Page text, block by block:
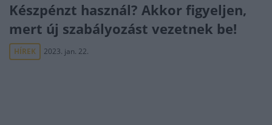
Készpénzt használ? Akkor figyeljen,
mert új szabályozást vezetnek be!
HÍREK 2023. jan. 22.